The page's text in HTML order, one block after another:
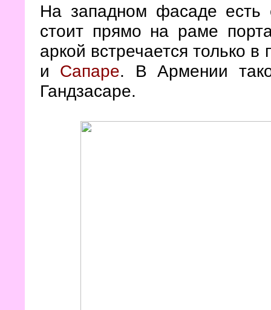
На западном фасаде есть
стоит прямо на раме
аркой встречается только
и Сапаре. В Армении
Гандзасаре.